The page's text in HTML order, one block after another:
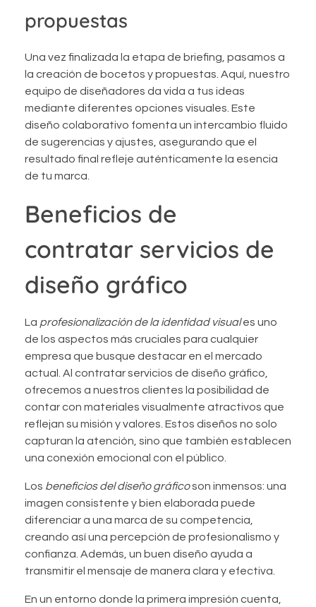
propuestas
Una vez finalizada la etapa de briefing, pasamos a
la creación de bocetos y propuestas. Aquí, nuestro
equipo de diseñadores da vida a tus ideas
mediante diferentes opciones visuales. Este
diseño colaborativo fomenta un intercambio fluido
de sugerencias y ajustes, asegurando que el
resultado final refleje auténticamente la esencia
de tu marca.
Beneficios de
contratar servicios de
diseño gráfico
La profesionalización de la identidad visuales uno
de los aspectos más cruciales para cualquier
empresa que busque destacar en el mercado
actual. Al contratar servicios de diseño gráfico,
ofrecemos a nuestros clientes la posibilidad de
contar con materiales visualmente atractivos que
reflejan su misión y valores. Estos diseños no solo
capturan la atención, sino que también establecen
una conexión emocional con el público.
Los beneficios del diseño gráficoson inmensos: una
imagen consistente y bien elaborada puede
diferenciar a una marca de su competencia,
creando así una percepción de profesionalismo y
confianza. Además, un buen diseño ayuda a
transmitir el mensaje de manera clara y efectiva.
En un entorno donde la primera impresión cuenta,